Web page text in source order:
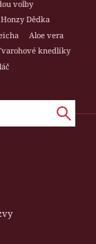
volby
Dědka
Aloe vera
knedlíky